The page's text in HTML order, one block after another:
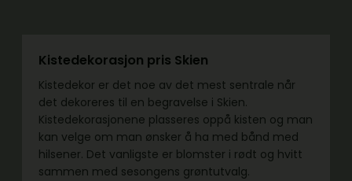
Kistedekorasjon pris Skien
Kistedekor er det noe av det mest sentrale når
det dekoreres til en begravelse i Skien.
Kistedekorasjonene plasseres oppå kisten og man
kan velge om man ønsker å ha med bånd med
hilsener. Det vanligste er blomster i rødt og hvitt
sammen med sesongens grøntutvalg.